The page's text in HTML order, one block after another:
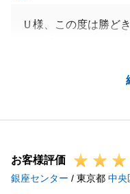
Ｕ様、この度は勝ど
としてもとても嬉し
また不動産に関して
お申し付けください
お客様評価
銀座センター / 東京都 中央